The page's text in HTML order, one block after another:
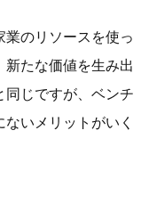
のリソースを使っ
たな価値を生み出
同じですが、ベンチ
いメリットがいく